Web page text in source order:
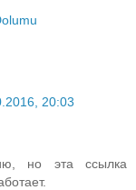
20:03
но эта ссылка